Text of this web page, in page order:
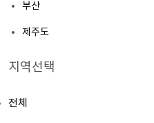
부산
제주도
지역선택
전체